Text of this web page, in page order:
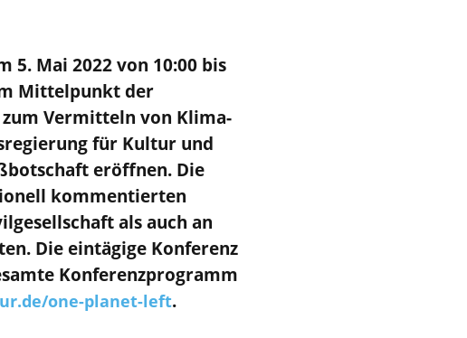
5. Mai 2022 von 10:00 bis
Mittelpunkt der
Vermitteln von Klima-
für Kultur und
eröffnen. Die
kommentierten
als auch an
Die eintägige Konferenz
Konferenzprogramm
one-planet-left.